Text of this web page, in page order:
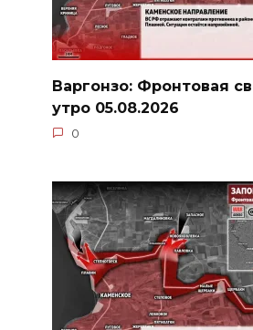
Варгонзо: Фронтовая
утро 05.08.2026
0